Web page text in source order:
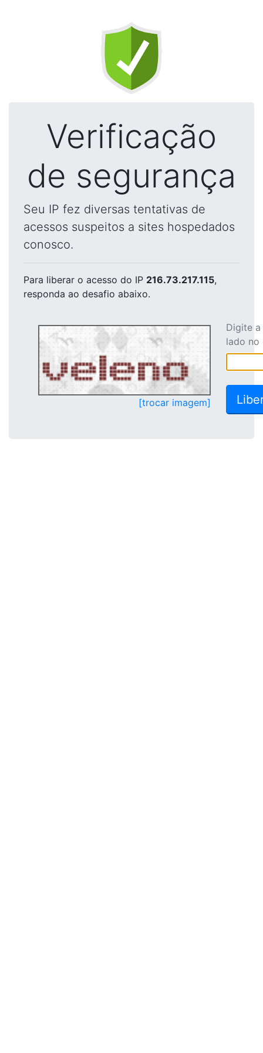
Verificação
de segurança
Seu IP fez diversas tentativas de
acessos suspeitos a sites hospedados
conosco.
Para liberar o acesso do IP 216.73.217.115,
responda ao desafio abaixo.
[trocar imagem]
Digite
lado no